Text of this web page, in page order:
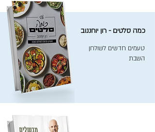
כמה סלטים - רון יוחננוב
טעמים חדשים לשולחן
השבת